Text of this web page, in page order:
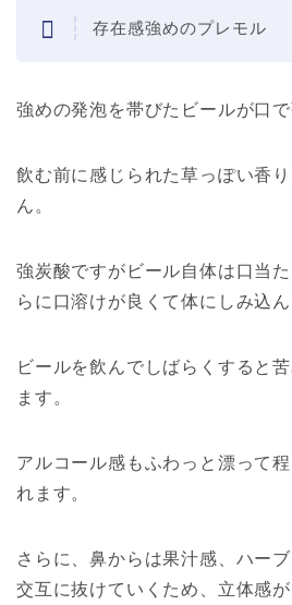
存在感強めのプレモル
強めの発泡を帯びたビールが口で
飲む前に感じられた草っぽい香
ん。
強炭酸ですがビール自体は口当
らに口溶けが良くて体にしみ込ん
ビールを飲んでしばらくすると
ます。
アルコール感もふわっと漂って
れます。
さらに、鼻からは果汁感、ハー
交互に抜けていくため、立体感